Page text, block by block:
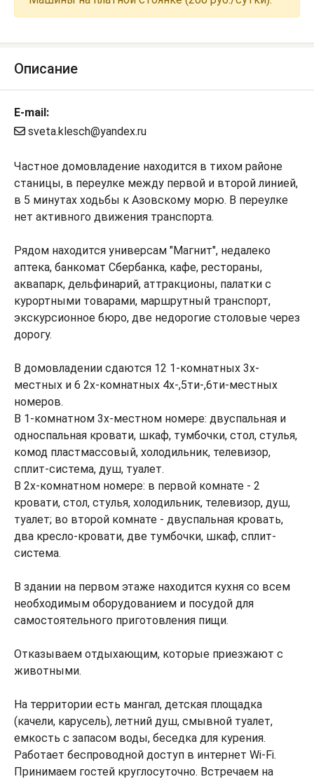
Описание
E-mail:
sveta.klesch@yandex.ru​​​​​​​​​​​​​​
Частное домовладение находится в тихом районе
станицы, в переулке между первой и второй линией,
в 5 минутах ходьбы к Азовскому морю. В переулке
нет активного движения транспорта.
Рядом находится универсам "Магнит", недалеко
аптека, банкомат Сбербанка, кафе, рестораны,
аквапарк, дельфинарий, аттракционы, палатки с
курортными товарами, маршрутный транспорт,
экскурсионное бюро, две недорогие столовые через
дорогу.
В домовладении сдаются 12 1-комнатных 3х-
местных и 6 2х-комнатных 4х-,5ти-,6ти-местных
номеров.
В 1-комнатном 3х-местном номере: двуспальная и
односпальная кровати, шкаф, тумбочки, стол, стулья,
комод пластмассовый, холодильник, телевизор,
сплит-система, душ, туалет.
В 2х-комнатном номере: в первой комнате - 2
кровати, стол, стулья, холодильник, телевизор, душ,
туалет; во второй комнате - двуспальная кровать,
два кресло-кровати, две тумбочки, шкаф, сплит-
система.
В здании на первом этаже находится кухня со всем
необходимым оборудованием и посудой для
самостоятельного приготовления пищи.
Отказываем отдыхающим, которые приезжают с
животными.
На территории есть мангал, детская площадка
(качели, карусель), летний душ, смывной туалет,
емкость с запасом воды, беседка для курения.
Работает беспроводной доступ в интернет Wi-Fi.
Принимаем гостей круглосуточно. Встречаем на